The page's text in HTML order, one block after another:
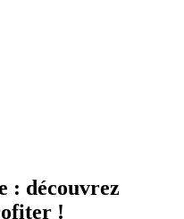
: découvrez
!